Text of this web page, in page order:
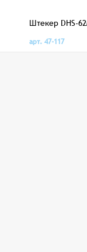
Штекер DHS-
арт. 47-117